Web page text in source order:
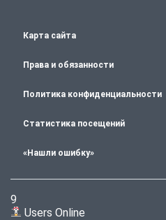
Карта сайта
Права и обязанности
Политика конфиденциальности
Статистика посещений
«Нашли ошибку»
9
Users Online